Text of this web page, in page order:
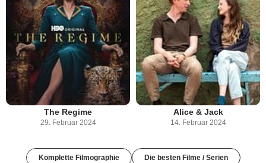
The Regime
29. Februar 2024
Alice & Jack
14. Februar 2024
Komplette Filmographie Die besten Filme / Serien